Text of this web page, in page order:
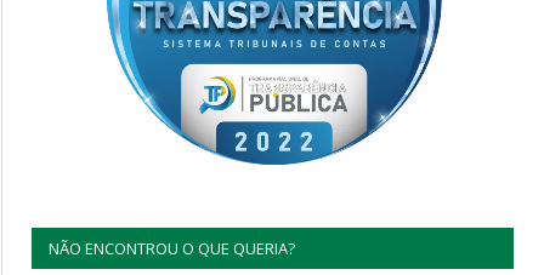
NÃO ENCONTROU O QUE QUERIA?